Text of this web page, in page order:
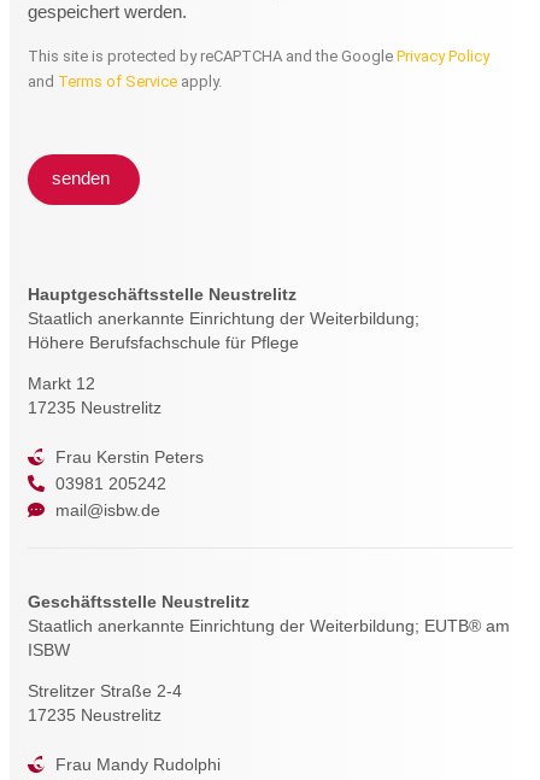
gespeichert werden.
This site is protected by reCAPTCHA and the Google Privacy Policy
and Terms of Service apply.
senden
Hauptgeschäftsstelle Neustrelitz
Staatlich anerkannte Einrichtung der Weiterbildung;
Höhere Berufsfachschule für Pflege
Markt 12
17235 Neustrelitz
Frau Kerstin Peters
03981 205242
mail@isbw.de
Geschäftsstelle Neustrelitz
Staatlich anerkannte Einrichtung der Weiterbildung; EUTB® am
ISBW
Strelitzer Straße 2-4
17235 Neustrelitz
Frau Mandy Rudolphi